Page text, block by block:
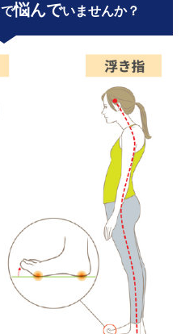
で悩んでいませんか？